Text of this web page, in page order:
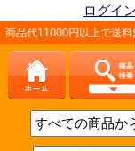
ログイ
送料無料（一部を除